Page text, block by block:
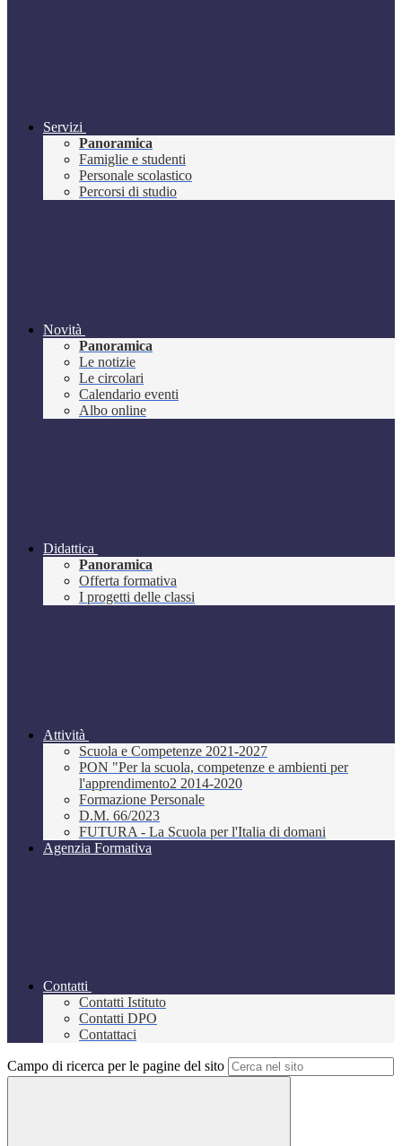
Servizi
Panoramica
Famiglie e studenti
Personale scolastico
Percorsi di studio
Novità
Panoramica
Le notizie
Le circolari
Calendario eventi
Albo online
Didattica
Panoramica
Offerta formativa
I progetti delle classi
Attività
Scuola e Competenze 2021-2027
PON "Per la scuola, competenze e ambienti per
l'apprendimento2 2014-2020
Formazione Personale
D.M. 66/2023
FUTURA - La Scuola per l'Italia di domani
Agenzia Formativa
Contatti
Contatti Istituto
Contatti DPO
Contattaci
Campo di ricerca per le pagine del sito